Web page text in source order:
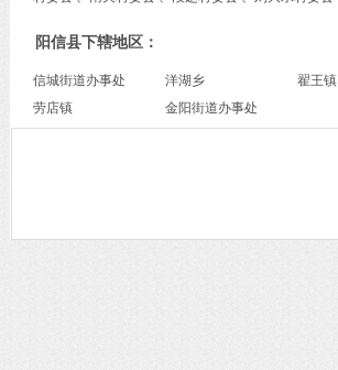
阳信县下辖地区：
信城街道办事处 洋湖乡 翟王镇
劳店镇
金阳街道办事处